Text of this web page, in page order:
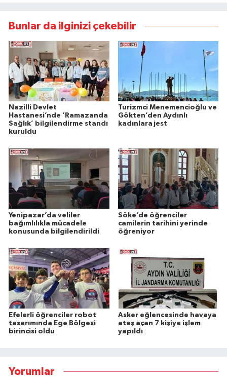
Bunlar da ilginizi çekebilir
Nazilli Devlet
Hastanesi’nde ’Ramazanda
Sağlık’ bilgilendirme standı
kuruldu
Turizmci Menemencioğlu ve
Gökten’den Aydınlı
kadınlara jest
Yenipazar’da veliler
bağımlılıkla mücadele
konusunda bilgilendirildi
Söke’de öğrenciler
camilerin tarihini yerinde
öğreniyor
Efelerli öğrenciler robot
tasarımında Ege Bölgesi
birincisi oldu
Asker eğlencesinde havaya
ateş açan 7 kişiye işlem
yapıldı
Yorumlar